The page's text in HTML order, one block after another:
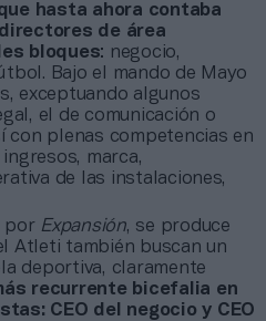
hasta ahora contaba
de área
bloques: negocio,
Bajo el mando de Mayo
exceptuando algunos
el de comunicación o
con plenas competencias en
marca,
de las instalaciones,
por Expansión, se produce
Atleti también buscan un
deportiva, claramente
recurrente bicefalia en
CEO del negocio y CEO